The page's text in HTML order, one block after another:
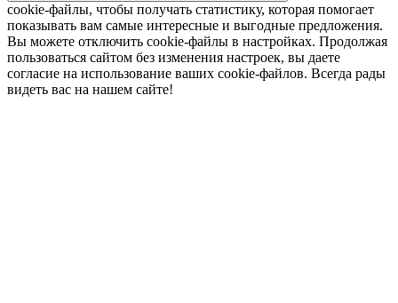
cookie-файлы, чтобы получать статистику, которая помогает
показывать вам самые интересные и выгодные предложения.
Вы можете отключить cookie-файлы в настройках. Продолжая
пользоваться сайтом без изменения настроек, вы даете
согласие на использование ваших cookie-файлов. Всегда рады
видеть вас на нашем сайте!